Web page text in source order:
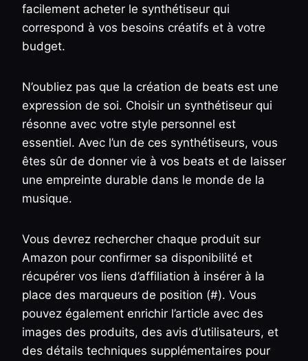
facilement acheter le synthétiseur qui
correspond à vos besoins créatifs et à votre
budget.
N’oubliez pas que la création de beats est une
expression de soi. Choisir un synthétiseur qui
résonne avec votre style personnel est
essentiel. Avec l’un de ces synthétiseurs, vous
êtes sûr de donner vie à vos beats et de laisser
une empreinte durable dans le monde de la
musique.
Vous devrez rechercher chaque produit sur
Amazon pour confirmer sa disponibilité et
récupérer vos liens d’affiliation à insérer à la
place des marqueurs de position (#). Vous
pouvez également enrichir l’article avec des
images des produits, des avis d’utilisateurs, et
des détails techniques supplémentaires pour